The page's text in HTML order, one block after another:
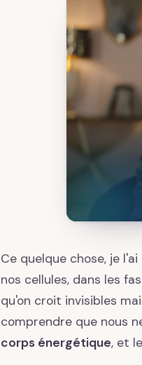
Ce quelque chose, je
nos cellules, dans les
qu'on croit invisibles
comprendre que nous
corps énergétique, et